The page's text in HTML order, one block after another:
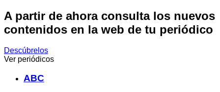
A partir de ahora consulta los nuevos
contenidos en la web de tu periódico
Descúbrelos
Ver periódicos
ABC